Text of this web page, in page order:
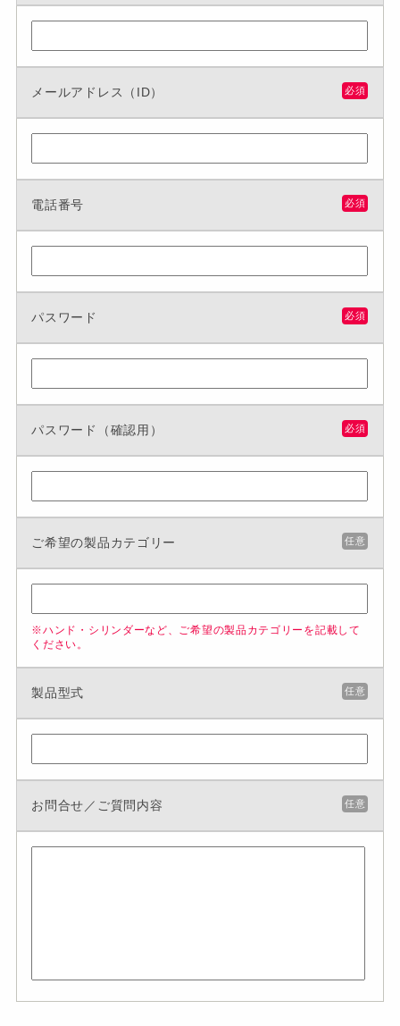
メールアドレス（ID） 必須
電話番号 必須
パスワード 必須
パスワード（確認用） 必須
ご希望の製品カテゴリー 任意
※ハンド・シリンダーなど、ご希望の製品カテゴリーを記載して
ください。
製品型式 任意
お問合せ／ご質問内容 任意